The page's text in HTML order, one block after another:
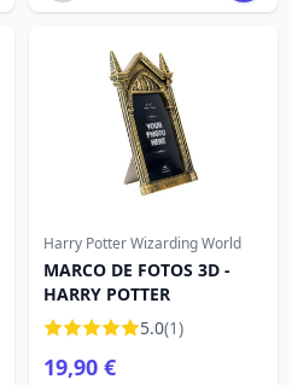
Harry Potter Wizarding World
MARCO DE FOTOS 3D -
HARRY POTTER
5.0(1)
19,90 €